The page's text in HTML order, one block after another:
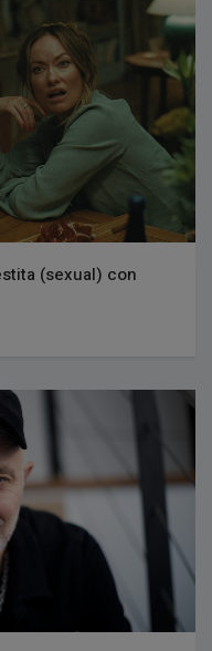
(sexual) con